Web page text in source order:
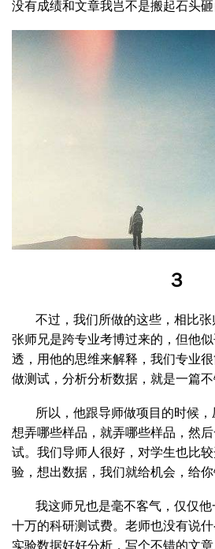
没有成绩和文章我岂不是搬起石头砸
３
不过，我们所做的这些，相比张
张师兄是跨专业考博过来的，但他
透，用他的思维来解释，我们专业
做测试，分析分析数据，就是一篇不
所以，他跟导师做项目的时候，
想弄哪些样品，就弄哪些样品，然
试。我们导师人很好，对学生也比
验，想出数据，我们就给机会，给你
我这师兄也是毫不客气，仅仅
十万的科研测试费。老师也没有说
实验数据好好分析，写个不错的文章